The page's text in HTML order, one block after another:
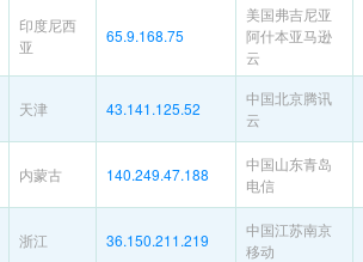
印度尼西
亚
65.9.168.75
美国弗吉尼亚
阿什本亚马逊
云
天津 43.141.125.52
中国北京腾讯
云
内蒙古 140.249.47.188
中国山东青岛
电信
浙江 36.150.211.219
中国江苏南京
移动